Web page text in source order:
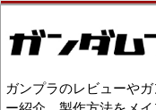
ガンプラのレビューや